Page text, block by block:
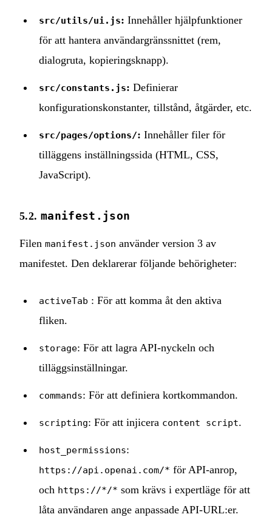
src/utils/ui.js: Innehåller hjälpfunktioner
för att hantera användargränssnittet (rem,
dialogruta, kopieringsknapp).
src/constants.js: Definierar
konfigurationskonstanter, tillstånd, åtgärder, etc.
src/pages/options/: Innehåller filer för
tilläggens inställningssida (HTML, CSS,
JavaScript).
5.2. manifest.json
Filen manifest.json använder version 3 av
manifestet. Den deklarerar följande behörigheter:
activeTab : För att komma åt den aktiva
fliken.
storage: För att lagra API-nyckeln och
tilläggsinställningar.
commands: För att definiera kortkommandon.
scripting: För att injicera content script.
host_permissions:
https://api.openai.com/* för API-anrop,
och https://*/* som krävs i expertläge för att
låta användaren ange anpassade API-URL:er.